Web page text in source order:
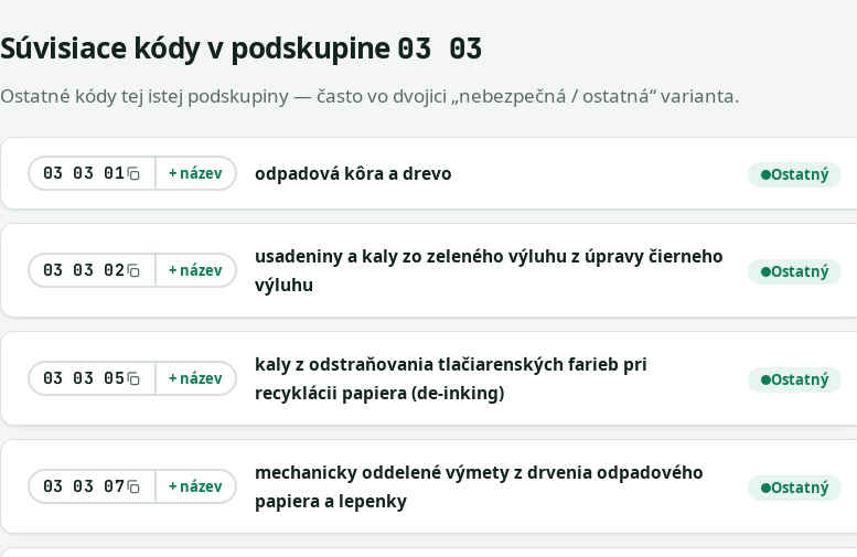
Súvisiace kódy v podskupine 03 03
Ostatné kódy tej istej podskupiny — často vo dvojici „nebezpečná / ostatná“ varianta.
03 03 01 + název odpadová kôra a drevo Ostatný
03 03 02 + název
usadeniny a kaly zo zeleného výluhu z úpravy čierneho
výluhu
Ostatný
03 03 05 + název
kaly z odstraňovania tlačiarenských farieb pri
recyklácii papiera (de-inking)
Ostatný
03 03 07 + název
mechanicky oddelené výmety z drvenia odpadového
papiera a lepenky
Ostatný